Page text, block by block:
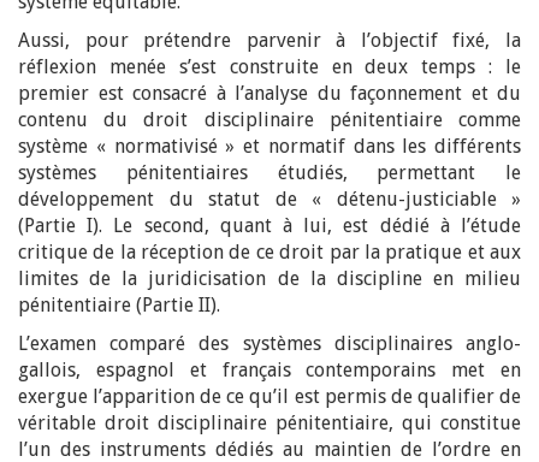
Aussi, pour prétendre parvenir à l’objectif fixé, la
réflexion menée s’est construite en deux temps : le
premier est consacré à l’analyse du façonnement et du
contenu du droit disciplinaire pénitentiaire comme
système « normativisé » et normatif dans les différents
systèmes pénitentiaires étudiés, permettant le
développement du statut de « détenu-justiciable »
(Partie I). Le second, quant à lui, est dédié à l’étude
critique de la réception de ce droit par la pratique et aux
limites de la juridicisation de la discipline en milieu
pénitentiaire (Partie II).
L’examen comparé des systèmes disciplinaires anglo-
gallois, espagnol et français contemporains met en
exergue l’apparition de ce qu’il est permis de qualifier de
véritable droit disciplinaire pénitentiaire, qui constitue
l’un des instruments dédiés au maintien de l’ordre en